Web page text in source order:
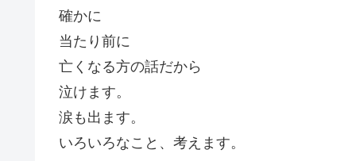
確かに
当たり前に
亡くなる方の話だから
泣けます。
涙も出ます。
いろいろなこと、考えます。